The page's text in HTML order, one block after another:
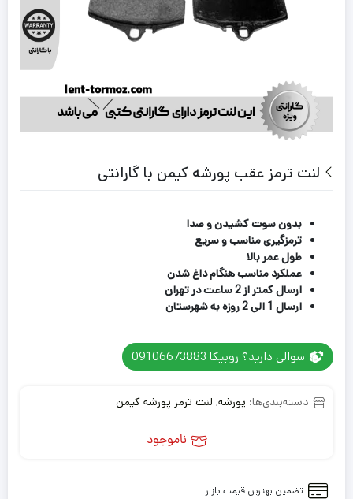
لنت ترمز عقب پورشه کیمن با گارانتی
بدون سوت کشیدن و صدا
ترمزگیری مناسب و سریع
طول عمر بالا
عملکرد مناسب هنگام داغ شدن
ارسال کمتر از 2 ساعت در تهران
ارسال 1 الی 2 روزه به شهرستان
سوالی دارید؟ روبیکا 09106673883
دسته‌بندی‌ها: پورشه, لنت ترمز پورشه کیمن
ناموجود
تضمین بهترین قیمت بازار